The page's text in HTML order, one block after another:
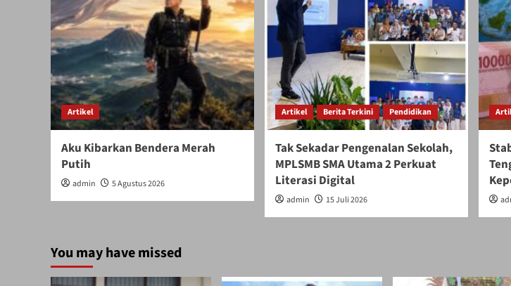
Artikel
Aku Kibarkan Bendera Merah
Putih
admin 5 Agustus 2026
Artikel Berita Terkini Pendidikan
Tak Sekadar Pengenalan Sekolah,
MPLSMB SMA Utama 2 Perkuat
Literasi Digital
admin 15 Juli 2026
You may have missed